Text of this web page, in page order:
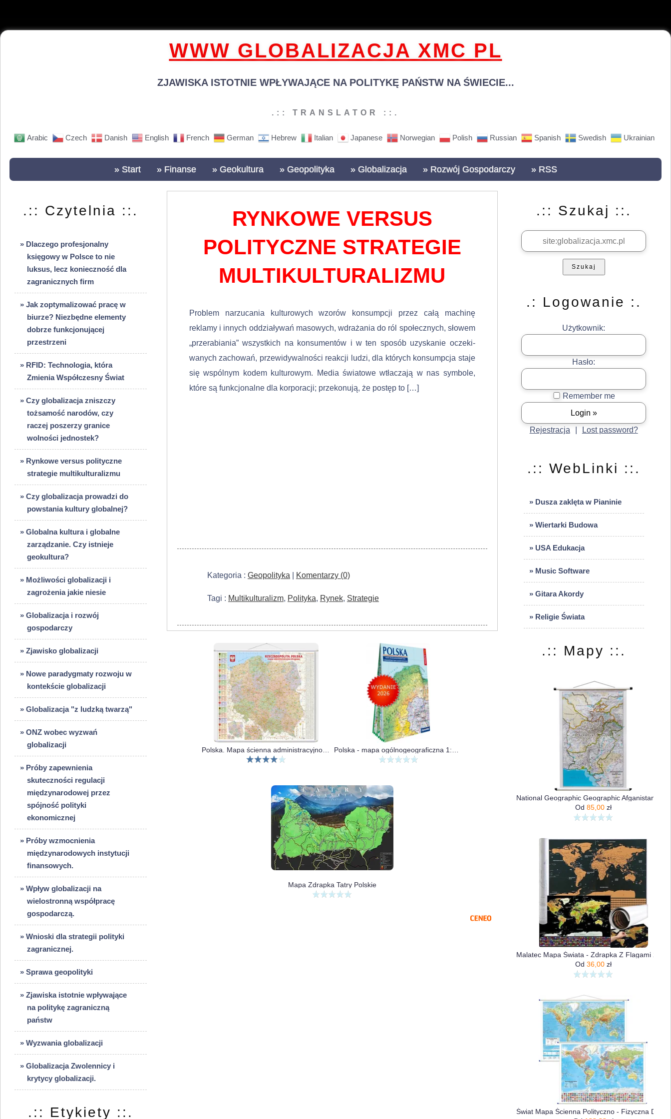
WWW GLOBALIZACJA XMC PL
ZJAWISKA ISTOTNIE WPŁYWAJĄCE NA POLITYKĘ PAŃSTW NA ŚWIECIE...
.:: TRANSLATOR ::.
Arabic Czech Danish English French German Hebrew Italian Japanese Norwegian Polish Russian Spanish Swedish Ukrainian
» Start » Finanse » Geokultura » Geopolityka » Globalizacja » Rozwój Gospodarczy » RSS
.:: Czytelnia ::.
» Dlaczego profesjonalny
księgowy w Polsce to nie
luksus, lecz konieczność dla
zagranicznych firm
» Jak zoptymalizować pracę w
biurze? Niezbędne elementy
dobrze funkcjonującej
przestrzeni
» RFID: Technologia, która
Zmienia Współczesny Świat
» Czy globalizacja zniszczy
tożsamość narodów, czy
raczej poszerzy granice
wolności jednostek?
» Rynkowe versus polityczne
strategie multikulturalizmu
» Czy globalizacja prowadzi do
powstania kultury globalnej?
» Globalna kultura i globalne
zarządzanie. Czy istnieje
geokultura?
» Możliwości globalizacji i
zagrożenia jakie niesie
» Globalizacja i rozwój
gospodarczy
» Zjawisko globalizacji
» Nowe paradygmaty rozwoju w
kontekście globalizacji
» Globalizacja "z ludzką twarzą"
» ONZ wobec wyzwań
globalizacji
» Próby zapewnienia
skuteczności regulacji
międzynarodowej przez
spójność polityki
ekonomicznej
» Próby wzmocnienia
międzynarodowych instytucji
finansowych.
» Wpływ globalizacji na
wielostronną współpracę
gospodarczą.
» Wnioski dla strategii polityki
zagranicznej.
» Sprawa geopolityki
» Zjawiska istotnie wpływające
na politykę zagraniczną
państw
» Wyzwania globalizacji
» Globalizacja Zwolennicy i
krytycy globalizacji.
.:: Etykiety ::.
RYNKOWE VERSUS
POLITYCZNE STRATEGIE
MULTIKULTURALIZMU
Problem narzucania kulturowych wzorów konsumpcji przez całą machinę
reklamy i innych oddziaływań masowych, wdrażania do ról społecznych, słowem
„przerabiania” wszystkich na konsumentów i w ten sposób uzyskanie oczeki­
wanych zachowań, przewidywalności reakcji ludzi, dla których konsumpcja staje
się wspólnym kodem kulturowym. Media światowe wtłaczają w nas symbole,
które są funkcjonalne dla korpo­racji; przekonują, że postęp to […]
Kategoria : Geopolityka Komentarzy (0)
Tagi : Multikulturalizm, Polityka, Rynek, Strategie
Polska. Mapa ścienna administracyjno-drogowa 1:700 000 Polska - mapa ogólnogeograficzna 1:1 000 000 (XXL)
Mapa Zdrapka Tatry Polskie
.:: Szukaj ::.
Szukaj
.: Logowanie :.
Użytkownik:
Hasło:
Remember me
Rejestracja Lost password?
.:: WebLinki ::.
» Dusza zaklęta w Pianinie
» Wiertarki Budowa
» USA Edukacja
» Music Software
» Gitara Akordy
» Religie Świata
.:: Mapy ::.
Od 85,00zł
Od 36,00zł